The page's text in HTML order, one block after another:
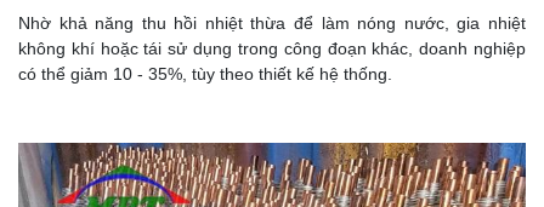
Nhờ khả năng thu hồi nhiệt thừa để làm nóng nước, gia nhiệt
không khí hoặc tái sử dụng trong công đoạn khác, doanh nghiệp
có thể giảm 10 - 35%, tùy theo thiết kế hệ thống.